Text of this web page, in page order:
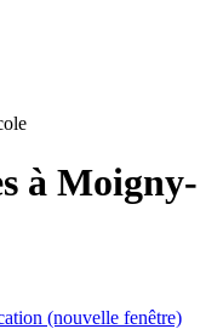
à Moigny-
(nouvelle fenêtre)